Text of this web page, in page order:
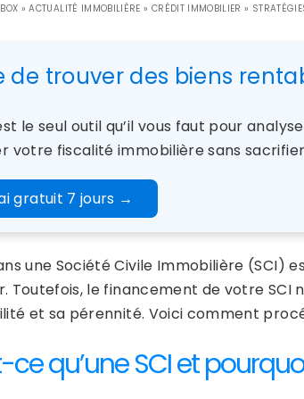
»ACTUALITÉ IMMOBILIÈRE » CRÉDIT IMMOBILIER »
de trouver des biens
le seul outil qu’il vous faut pour
votre fiscalité immobilière sans
gratuit 7 jours →
une Société Civile Immobilière
Toutefois, le financement de votre
et sa pérennité. Voici comment
ce qu’une SCI et